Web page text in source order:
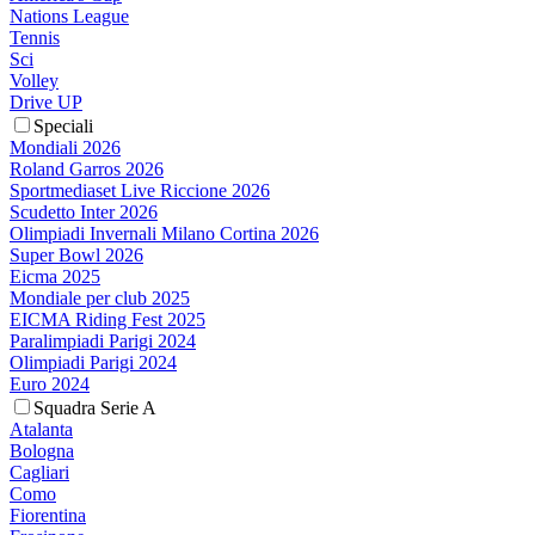
Nations League
Tennis
Sci
Volley
Drive UP
Speciali
Mondiali 2026
Roland Garros 2026
Sportmediaset Live Riccione 2026
Scudetto Inter 2026
Olimpiadi Invernali Milano Cortina 2026
Super Bowl 2026
Eicma 2025
Mondiale per club 2025
EICMA Riding Fest 2025
Paralimpiadi Parigi 2024
Olimpiadi Parigi 2024
Euro 2024
Squadra Serie A
Atalanta
Bologna
Cagliari
Como
Fiorentina